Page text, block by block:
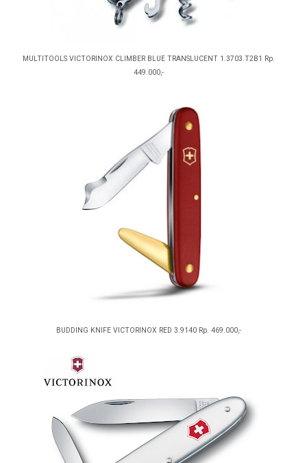
MULTITOOLS VICTORINOX CLIMBER BLUE TRANSLUCENT 1.3703.T2B1 Rp.
449.000,-
BUDDING KNIFE VICTORINOX RED 3.9140 Rp. 469.000,-